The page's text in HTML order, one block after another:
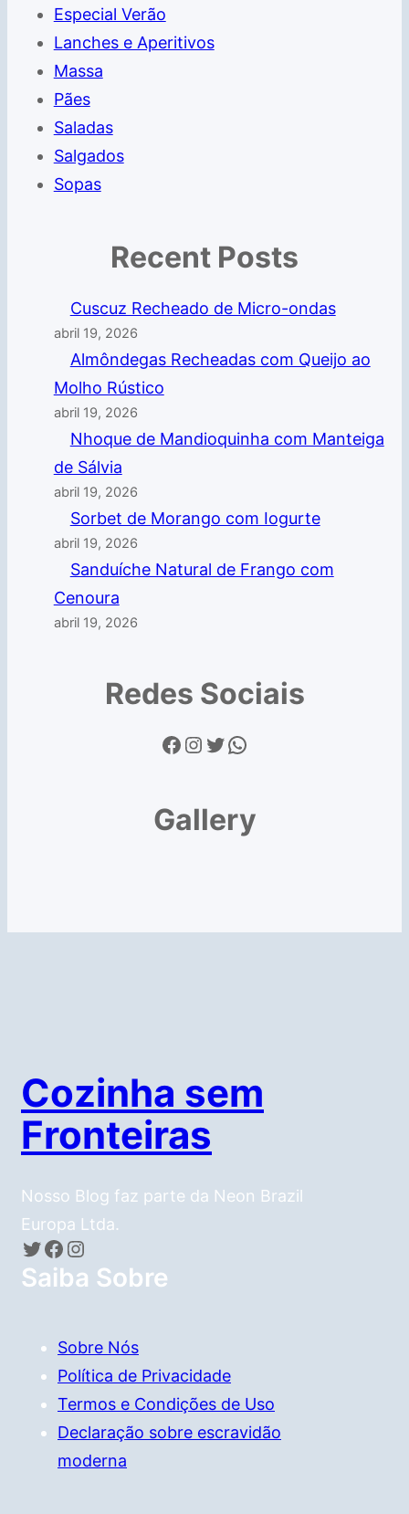
Especial Verão
Lanches e Aperitivos
Massa
Pães
Saladas
Salgados
Sopas
Recent Posts
Cuscuz Recheado de Micro-ondas
abril 19, 2026
Almôndegas Recheadas com Queijo ao
Molho Rústico
abril 19, 2026
Nhoque de Mandioquinha com Manteiga
de Sálvia
abril 19, 2026
Sorbet de Morango com Iogurte
abril 19, 2026
Sanduíche Natural de Frango com
Cenoura
abril 19, 2026
Redes Sociais
Facebook Instagram Twitter WhatsApp
Gallery
Cozinha sem
Fronteiras
Nosso Blog faz parte da Neon Brazil
Europa Ltda.
Twitter Facebook Instagram
Saiba Sobre
Sobre Nós
Política de Privacidade
Termos e Condições de Uso
Declaração sobre escravidão
moderna